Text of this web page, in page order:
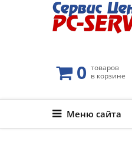
0 товаров
в корзине
Меню сайта